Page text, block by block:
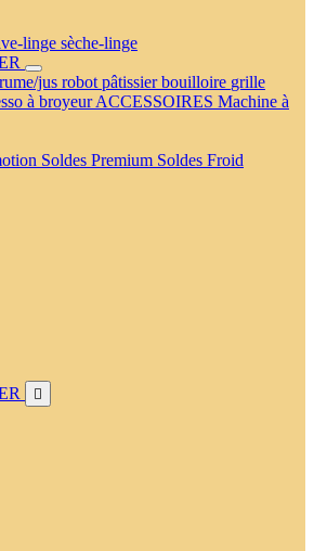
linge sèche-linge
jus robot pâtissierbouilloire grille
à broyeurACCESSOIRES Machine à
Soldes Premium Soldes Froid
